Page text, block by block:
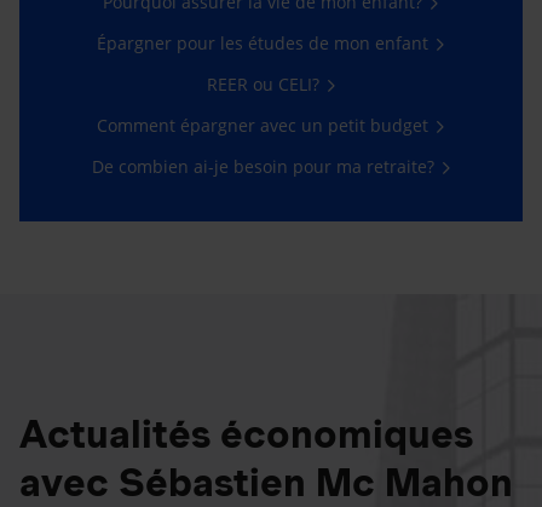
Épargner pour les études de mon enfant
REER ou CELI?
Comment épargner avec un petit budget
De combien ai-je besoin pour ma retraite?
Actualités économiques
avec Sébastien Mc Mahon